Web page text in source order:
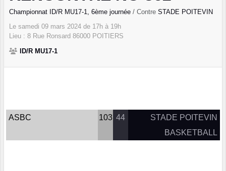
Championnat ID/R MU17-1, 6ème journée / Contre STADE POITEVIN
Le samedi 09 mars 2024 de 17h à 19h
Lieu : 8 Rue Ronsard 86000 POITIERS
ID/R MU17-1
ASBC 103 44
STADE POITEVIN
BASKETBALL